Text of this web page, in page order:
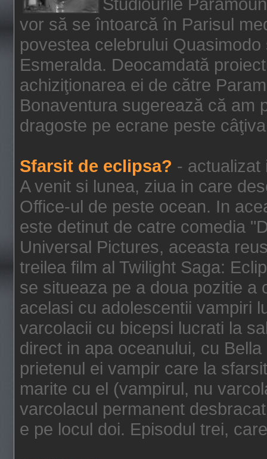
vor să se întoarcă în Parisul
povestea celebrului
Esmeralda. Deocamdată
achiziţionarea ei de către
Bonaventura sugerează că am
dragoste pe ecrane peste
Sfarsit de eclipsa? - actualizat
A venit si lunea, ziua in care
Office-ul de peste ocean. In
este detinut de catre comedia
Universal Pictures, aceasta
treilea film al Twilight Saga:
se situeaza pe a doua pozitie a
acelasi cu adolescentii vampiri
varcolacii cu bicepsi lucrati la
direct in apa oceanului, cu
prietenul ei vampir care la
marite cu el (vampirul, nu
varcolacul permanent
e pe locul doi. Episodul trei,